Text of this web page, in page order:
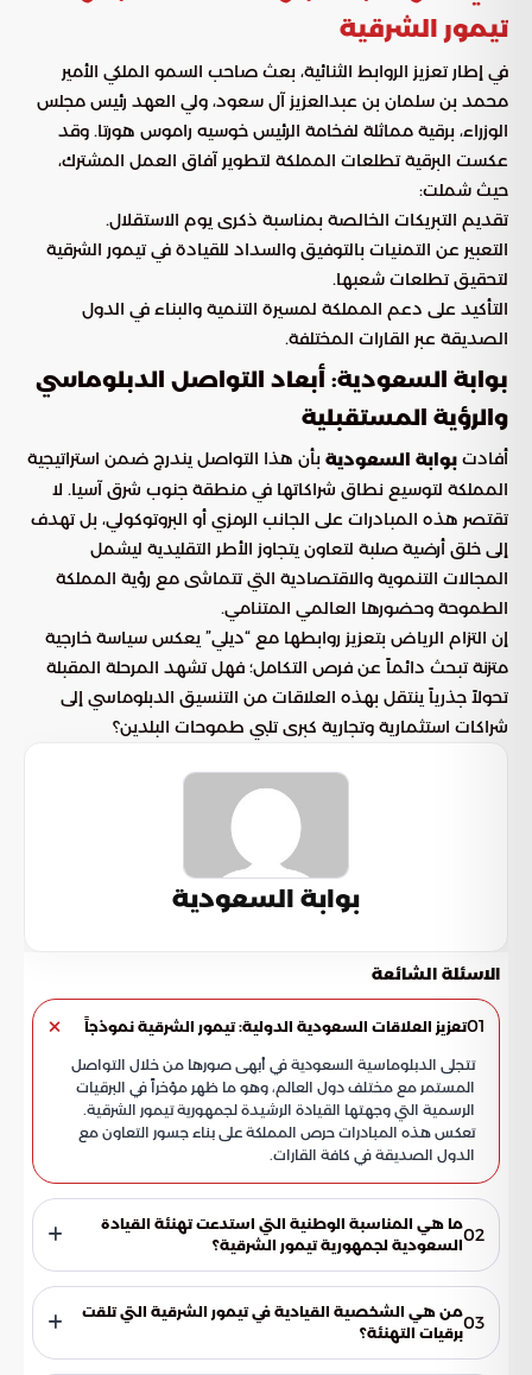
تيمور الشرقية
في إطار تعزيز الروابط الثنائية، بعث صاحب السمو الملكي الأمير
محمد بن سلمان بن عبدالعزيز آل سعود، ولي العهد رئيس مجلس
الوزراء، برقية مماثلة لفخامة الرئيس خوسيه راموس هورتا. وقد
عكست البرقية تطلعات المملكة لتطوير آفاق العمل المشترك،
حيث شملت:
تقديم التبريكات الخالصة بمناسبة ذكرى يوم الاستقلال.
التعبير عن التمنيات بالتوفيق والسداد للقيادة في تيمور الشرقية
لتحقيق تطلعات شعبها.
التأكيد على دعم المملكة لمسيرة التنمية والبناء في الدول
الصديقة عبر القارات المختلفة.
بوابة السعودية: أبعاد التواصل الدبلوماسي
والرؤية المستقبلية
أفادت بوابة السعودية بأن هذا التواصل يندرج ضمن استراتيجية
المملكة لتوسيع نطاق شراكاتها في منطقة جنوب شرق آسيا. لا
تقتصر هذه المبادرات على الجانب الرمزي أو البروتوكولي، بل تهدف
إلى خلق أرضية صلبة لتعاون يتجاوز الأطر التقليدية ليشمل
المجالات التنموية والاقتصادية التي تتماشى مع رؤية المملكة
الطموحة وحضورها العالمي المتنامي.
إن التزام الرياض بتعزيز روابطها مع “ديلي” يعكس سياسة خارجية
متزنة تبحث دائماً عن فرص التكامل؛ فهل تشهد المرحلة المقبلة
تحولاً جذرياً ينتقل بهذه العلاقات من التنسيق الدبلوماسي إلى
شراكات استثمارية وتجارية كبرى تلبي طموحات البلدين؟
بوابة السعودية
الاسئلة الشائعة
01تعزيز العلاقات السعودية الدولية: تيمور الشرقية نموذجاً
تتجلى الدبلوماسية السعودية في أبهى صورها من خلال التواصل
المستمر مع مختلف دول العالم، وهو ما ظهر مؤخراً في البرقيات
الرسمية التي وجهتها القيادة الرشيدة لجمهورية تيمور الشرقية.
تعكس هذه المبادرات حرص المملكة على بناء جسور التعاون مع
الدول الصديقة في كافة القارات.
02ما هي المناسبة الوطنية التي استدعت تهنئة القيادة
السعودية لجمهورية تيمور الشرقية؟
جاءت تهنئة خادم الحرمين الشريفين وسمو ولي العهد بمناسبة
ذكرى استعادة استقلال جمهورية تيمور الشرقية الديمقراطية.
تعكس هذه الخطوة تقدير المملكة للمناسبات الوطنية للدول
الصديقة، وحرصها على مشاركتهم أفراحهم ومنجزاتهم التاريخية
03من هي الشخصية القيادية في تيمور الشرقية التي تلقت
برقيات التهنئة؟
وجهت القيادة السعودية برقيات التهنئة إلى فخامة الرئيس الدكتور